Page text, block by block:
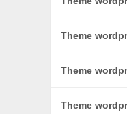
Theme
Theme
Theme